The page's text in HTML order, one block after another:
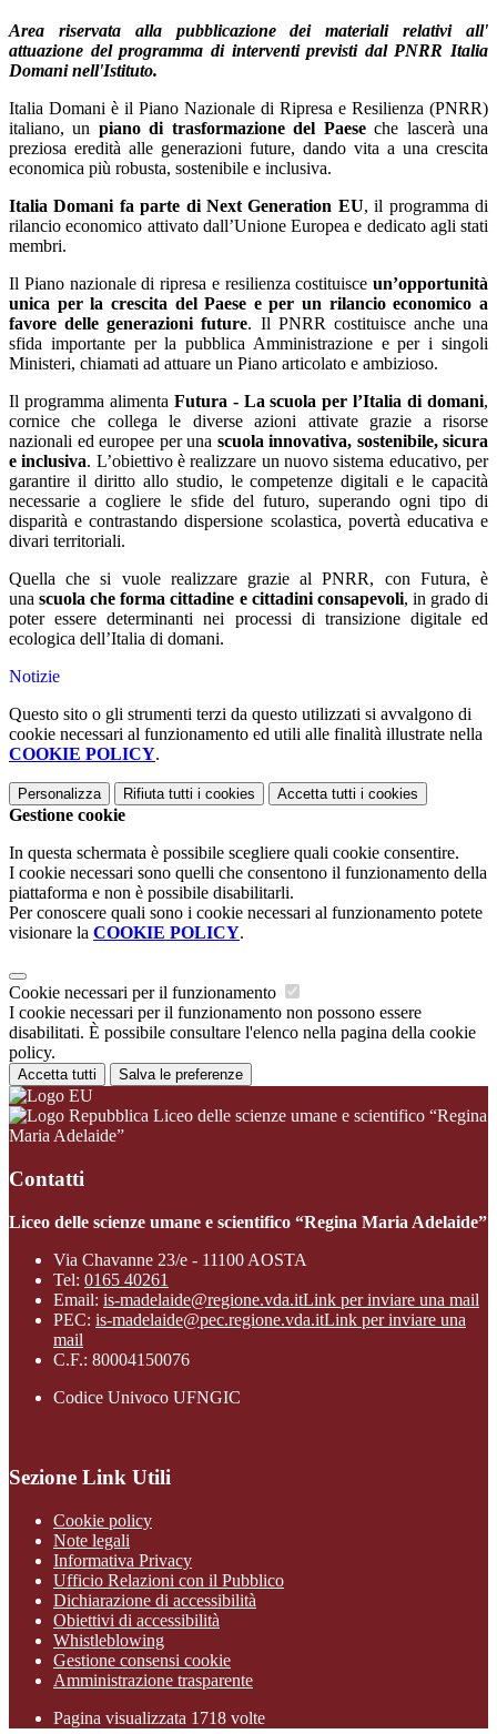
Area riservata alla pubblicazione dei materiali relativi all'
attuazione del programma di interventi previsti dal PNRR Italia
Domani nell'Istituto.
Italia Domani è il Piano Nazionale di Ripresa e Resilienza (PNRR)
italiano, un piano di trasformazione del Paese che lascerà una
preziosa eredità alle generazioni future, dando vita a una crescita
economica più robusta, sostenibile e inclusiva.
Italia Domani fa parte di Next Generation EU, il programma di
rilancio economico attivato dall’Unione Europea e dedicato agli stati
membri.
Il Piano nazionale di ripresa e resilienza costituisce un’opportunità
unica per la crescita del Paese e per un rilancio economico a
favore delle generazioni future. Il PNRR costituisce anche una
sfida importante per la pubblica Amministrazione e per i singoli
Ministeri, chiamati ad attuare un Piano articolato e ambizioso.
Il programma alimenta Futura - La scuola per l’Italia di domani,
cornice che collega le diverse azioni attivate grazie a risorse
nazionali ed europee per una scuola innovativa, sostenibile, sicura
e inclusiva. L’obiettivo è realizzare un nuovo sistema educativo, per
garantire il diritto allo studio, le competenze digitali e le capacità
necessarie a cogliere le sfide del futuro, superando ogni tipo di
disparità e contrastando dispersione scolastica, povertà educativa e
divari territoriali.
Quella che si vuole realizzare grazie al PNRR, con Futura, è
una scuola che forma cittadine e cittadini consapevoli, in grado di
poter essere determinanti nei processi di transizione digitale ed
ecologica dell’Italia di domani.
Notizie
Questo sito o gli strumenti terzi da questo utilizzati si avvalgono di
cookie necessari al funzionamento ed utili alle finalità illustrate nella
COOKIE POLICY.
Personalizza Rifiuta tutti i cookies Accetta tutti i cookies
Gestione cookie
In questa schermata è possibile scegliere quali cookie consentire.
I cookie necessari sono quelli che consentono il funzionamento della
piattaforma e non è possibile disabilitarli.
Per conoscere quali sono i cookie necessari al funzionamento potete
visionare la COOKIE POLICY.
Cookie necessari per il funzionamento
I cookie necessari per il funzionamento non possono essere
disabilitati. È possibile consultare l'elenco nella pagina della cookie
policy.
Accetta tutti Salva le preferenze
Liceo delle scienze umane e scientifico “Regina
Maria Adelaide”
Contatti
Liceo delle scienze umane e scientifico “Regina Maria Adelaide”
Via Chavanne 23/e - 11100 AOSTA
Tel: 0165 40261
Email: is-madelaide@regione.vda.itLink per inviare una mail
PEC: is-madelaide@pec.regione.vda.itLink per inviare una
mail
C.F.: 80004150076
Codice Univoco UFNGIC
Sezione Link Utili
Cookie policy
Note legali
Informativa Privacy
Ufficio Relazioni con il Pubblico
Dichiarazione di accessibilità
Obiettivi di accessibilità
Whistleblowing
Gestione consensi cookie
Amministrazione trasparente
Pagina visualizzata 1718 volte